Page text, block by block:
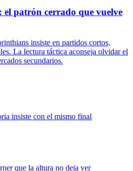
patrón cerrado que vuelve
insiste en partidos cortos,
La lectura táctica aconseja olvidar el
secundarios.
insiste con el mismo final
que la altura no deja ver